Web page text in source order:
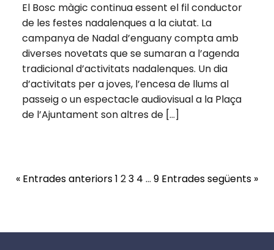
El Bosc màgic continua essent el fil conductor
de les festes nadalenques a la ciutat. La
campanya de Nadal d’enguany compta amb
diverses novetats que se sumaran a l’agenda
tradicional d’activitats nadalenques. Un dia
d’activitats per a joves, l’encesa de llums al
passeig o un espectacle audiovisual a la Plaça
de l’Ajuntament son altres de […]
« Entrades anteriors1 23 4 … 9 Entrades següents »